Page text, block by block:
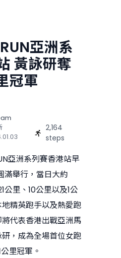
亞洲系
黃詠研奪
冠軍
2,164
steps
亞洲系列賽香港站早
滿舉行，當日大約
里、10公里以及1公
精英跑手以及熱愛跑
代表香港出戰亞洲馬
，成為全場首位女跑
里冠軍。